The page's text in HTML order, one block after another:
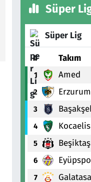
Süper
Süper Lig
# Takım
1 Amed
2
3
4
5 Beşiktaş
6
7